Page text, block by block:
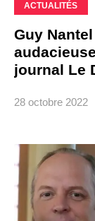
ACTUALITÉS
Guy
journal Le
28 octobre 2022